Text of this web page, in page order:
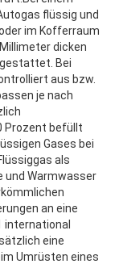
flüssig und
im Kofferraum
dicken
Bei
aus bzw.
je nach
Prozent befüllt
Gases bei
als
und Warmwasser
an eine
international
eine
Umrüsten eines